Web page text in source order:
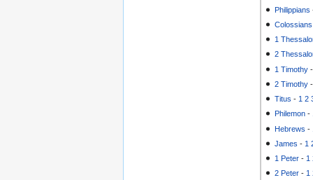
Philippians
Colossians
1
2
1 Timothy
2 Timothy
Titus - 1 2
Philemon -
Hebrews -
James - 1
1 Peter - 1
2 Peter - 1